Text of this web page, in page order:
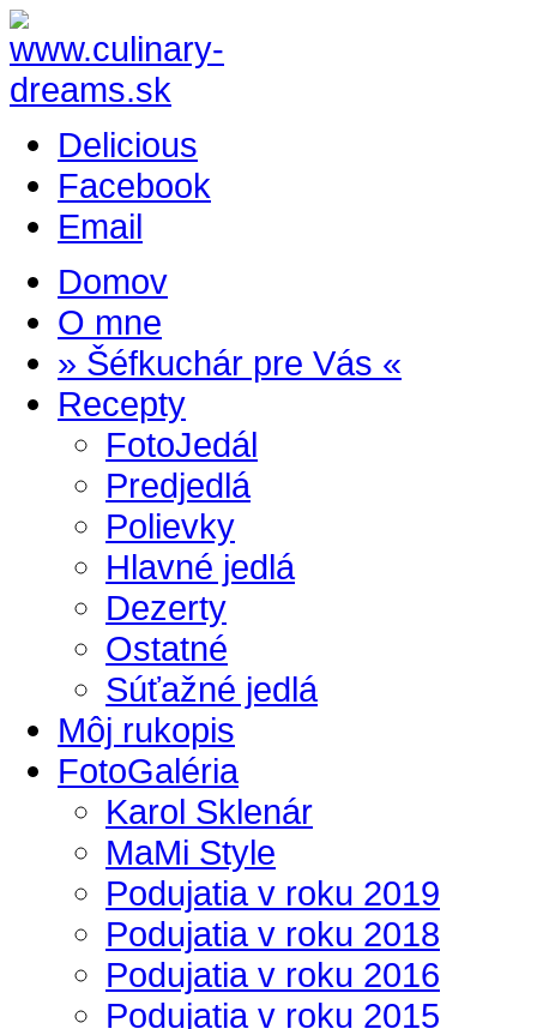
Delicious
Facebook
Email
Domov
O mne
» Šéfkuchár pre Vás «
Recepty
FotoJedál
Predjedlá
Polievky
Hlavné jedlá
Dezerty
Ostatné
Súťažné jedlá
Môj rukopis
FotoGaléria
Karol Sklenár
MaMi Style
Podujatia v roku 2019
Podujatia v roku 2018
Podujatia v roku 2016
Podujatia v roku 2015